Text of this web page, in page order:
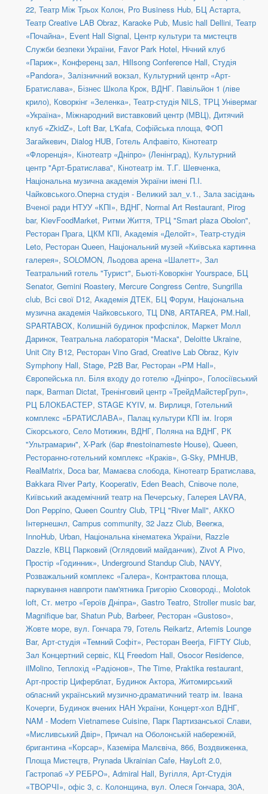
22, Театр Між Трьох Колон, Pro Business Hub, БЦ Астарта,
Театр Creative LAB Obraz, Karaoke Pub, Music hall Dellini, Театр
«Почайна», Event Hall Signal, Центр культури та мистецтв
Служби безпеки України, Favor Park Hotel, Нічний клуб
«Париж», Конференц зал, Hillsong Conference Hall, Студія
«Pandora», Залізничний вокзал, Культурний центр «Арт-
Братислава», Бізнес Школа Крок, ВДНГ. Павільйон 1 (ліве
крило), Коворкінг «Зеленка», Театр-студія NILS, ТРЦ Універмаг
«Україна», Міжнародний виставковий центр (МВЦ), Дитячий
клуб «ZkidZ», Loft Bar, L'Kafa, Софійська площа, ФОП
Загайкевич, Dialog HUB, Готель Алфавіто, Кінотеатр
«Флоренція», Кінотеатр «Дніпро» (Ленінград), Культурний
центр "Арт-Братислава", Кінотеатр ім. Т.Г. Шевченка,
Національна музична академія України імені П.І.
Чайковського.Оперна студія - Великий зал_v.1., Зала засідань
Вченої ради НТУУ «КПІ», ВДНГ, Normal Art Restaurant, Pirog
bar, KievFoodMarket, Ритми Життя, ТРЦ "Smart plaza Obolon",
Ресторан Прага, ЦКМ КПІ, Академія «Делойт», Театр-студія
Leto, Ресторан Queen, Національний музей «Київська картинна
галерея», SOLOMON, Льодова арена «Шалетт», Зал
Театральний готель "Турист", Бьюті-Коворкінг Yourspace, БЦ
Senator, Gemini Roastery, Mercure Congress Centre, Sungrilla
club, Всі свої D12, Академія ДТЕК, БЦ Форум, Національна
музична академія Чайковського, ТЦ DN8, ARTAREA, PM.Hall,
SPARTABOX, Колишній будинок профспілок, Маркет Молл
Даринок, Театральна лабораторія "Маска", Deloitte Ukraine,
Unit City B12, Ресторан Vino Grad, Creative Lab Obraz, Kyiv
Symphony Hall, Stage, P2B Bar, Ресторан «PM Hall»,
Європейська пл. Біля входу до готелю «Дніпро», Голосіївський
парк, Barman Dictat, Тренінговий центр «ТрейдМайстерГруп»,
РЦ БЛОКБАСТЕР, STAGE KYIV, м. Вирлиця, Готельний
комплекс «БРАТИСЛАВА», Палац культури КПІ ім. Ігоря
Сікорського, Село Мотижин, ВДНГ, Поляна на ВДНГ, РК
"Ультрамарин", X-Park (бар #nestoinameste House), Queen,
Ресторанно-готельний комплекс «Краків», G-Sky, PMHUB,
RealMatrix, Doca bar, Мамаєва слобода, Кінотеатр Братислава,
Bakkara River Party, Kooperativ, Eden Beach, Співоче поле,
Київський академічний театр на Печерську, Галерея LAVRA,
Don Peppino, Queen Country Club, ТРЦ "River Mall", АККО
Інтернешнл, Campus community, 32 Jazz Club, Beerжа,
InnoHub, Urban, Національна кінематека України, Razzle
Dazzle, КВЦ Парковий (Оглядовий майданчик), Zivot A Pivo,
Простір «Годинник», Underground Standup Club, NAVY,
Розважальний комплекс «Галера», Контрактова площа,
паркування навпроти пам'ятника Григорію Сковороді., Molotok
loft, Ст. метро «Героїв Дніпра», Gastro Teatro, Stroller music bar,
Magnifique bar, Shatun Pub, Barbeer, Ресторан «Gustoso»,
Жовте море, вул. Гончара 79, Готель Reikartz, Artemis Lounge
Bar, Арт-студія «Темний Софіт», Ресторан Beerja, FIFTY Club,
Зал Концертний сервіс, КЦ Freedom Hall, Osocor Residence,
ilMolino, Теплохід «Радіонов», The Time, Praktika restaurant,
Арт-простір Циферблат, Будинок Актора, Житомирський
обласний український музично-драматичний театр ім. Івана
Кочерги, Будинок вчених НАН України, Концерт-хол ВДНГ,
NAM - Modern Vietnamese Cuisine, Парк Партизанської Слави,
«Мисливський Двір», Причал на Оболонській набережній,
бригантина «Корсар», Каземіра Малєвіча, 86б, Воздвиженка,
Площа Мистецтв, Prynada Ukrainian Cafe, HayLoft 2.0,
Гастропаб «У РЕБРО», Admiral Hall, Вугілля, Арт-Студія
«ТВОРЧІ», офіс 3, с. Колонщина, вул. Олеся Гончара, 30А,